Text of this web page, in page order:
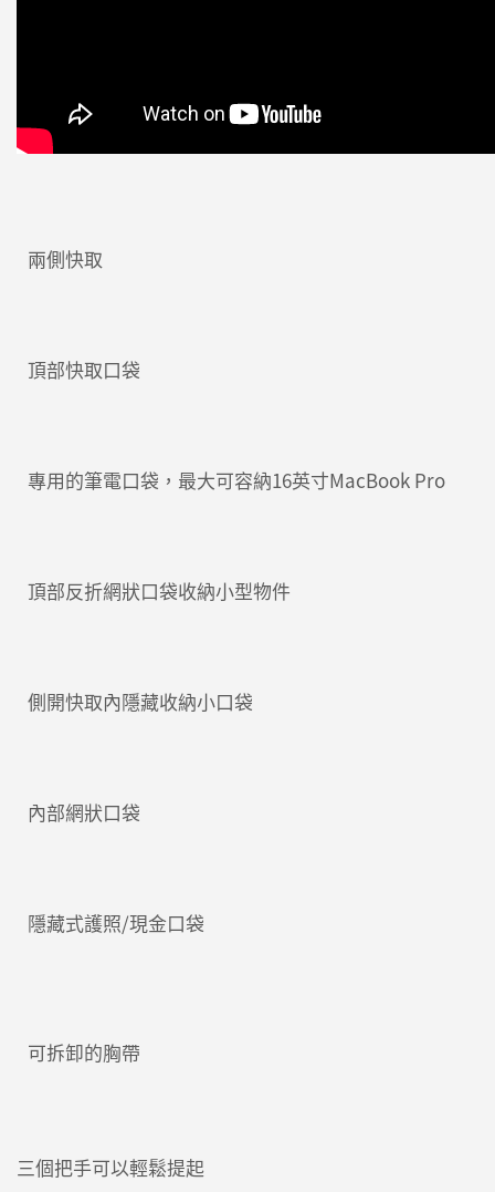
兩側快取
頂部快取口袋
專用的筆電口袋，最大可容納16英寸MacBook Pro
頂部反折網狀口袋收納小型物件
側開快取內隱藏收納小口袋
內部網狀口袋
隱藏式護照/現金口袋
可拆卸的胸帶
三個把手可以輕鬆提起